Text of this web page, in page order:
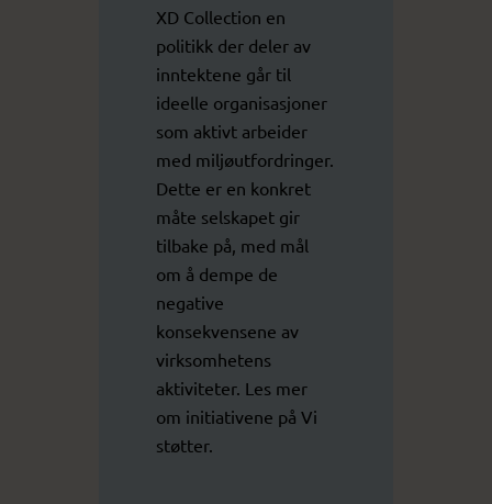
XD Collection en
politikk der deler av
inntektene går til
ideelle organisasjoner
som aktivt arbeider
med miljøutfordringer.
Dette er en konkret
måte selskapet gir
tilbake på, med mål
om å dempe de
negative
konsekvensene av
virksomhetens
aktiviteter. Les mer
om initiativene på Vi
støtter.